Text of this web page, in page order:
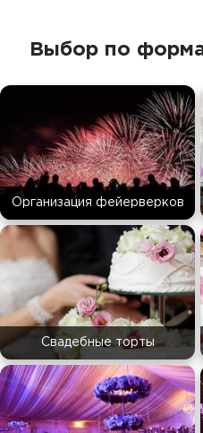
Выбор по
Организация фейерверков
Свадебные торты